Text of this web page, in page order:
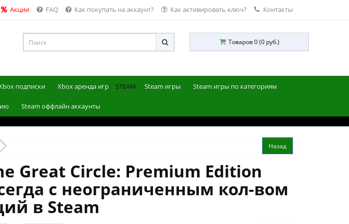
Акции FAQ Как покупать на аккаунт? Как активировать ключ? Контакты
Товаров 0 (0 руб.)
подписки Xbox аренда игр STEAM: Steam игры Steam игры по категориям
Steam оффлайн аккаунты
Great Circle: Premium Edition
с неограниченным кол-вом
в Steam